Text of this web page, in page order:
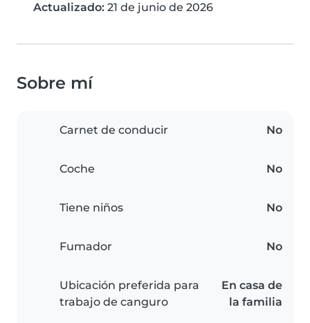
Actualizado: 21 de junio de 2026
Sobre mí
Carnet de conducir No
Coche No
Tiene niños No
Fumador No
Ubicación preferida para
trabajo de canguro
En casa de
la familia